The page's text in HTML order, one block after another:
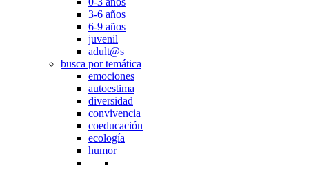
3-6 años
6-9 años
juvenil
adult@s
busca por temática
emociones
autoestima
diversidad
convivencia
coeducación
ecología
humor